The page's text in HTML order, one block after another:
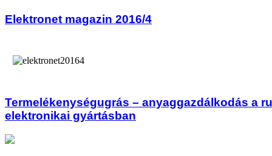
Elektronet magazin 2016/4
Termelékenységugrás – anyaggazdálkodás a
elektronikai gyártásban